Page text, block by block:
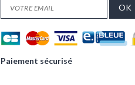
Paiement sécurisé